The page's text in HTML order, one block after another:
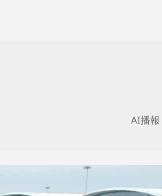
AI播報